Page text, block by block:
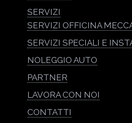
SERVIZI
SERVIZI OFFICINA
SERVIZI SPECIALI E
NOLEGGIO AUTO
PARTNER
LAVORA CON NOI
CONTATTI